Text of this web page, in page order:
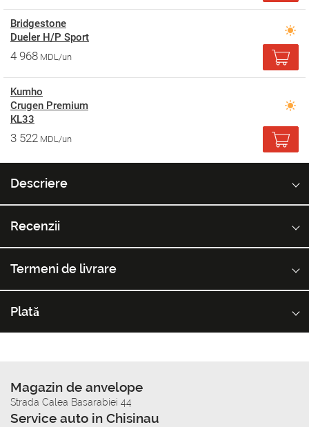
Bridgestone
Dueler H/P Sport
4 968 MDL/un
Kumho
Crugen Premium
KL33
3 522 MDL/un
Descriere
Recenzii
Termeni de livrare
Plată
Magazin de anvelope
Strada Calea Basarabiei 44
Service auto in Chisinau